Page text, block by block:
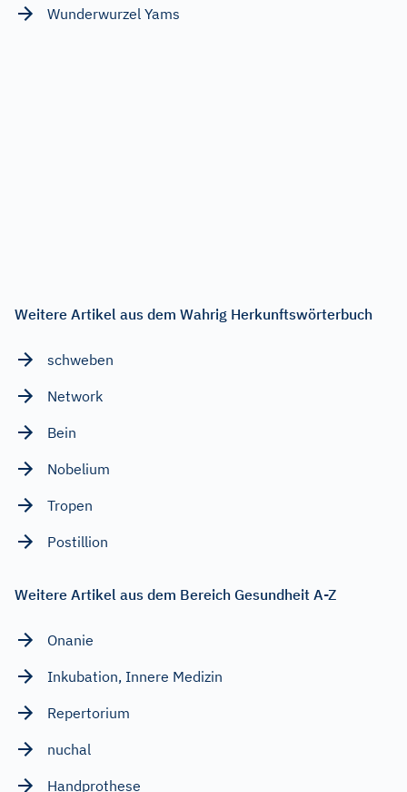
Wunderwurzel Yams
Weitere Artikel aus dem Wahrig Herkunftswörterbuch
schweben
Network
Bein
Nobelium
Tropen
Postillion
Weitere Artikel aus dem Bereich Gesundheit A-Z
Onanie
Inkubation, Innere Medizin
Repertorium
nuchal
Handprothese